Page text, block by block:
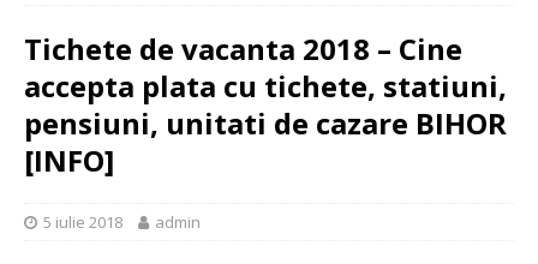
Tichete de vacanta 2018 – Cine
accepta plata cu tichete, statiuni,
pensiuni, unitati de cazare BIHOR
[INFO]
5 iulie 2018 admin